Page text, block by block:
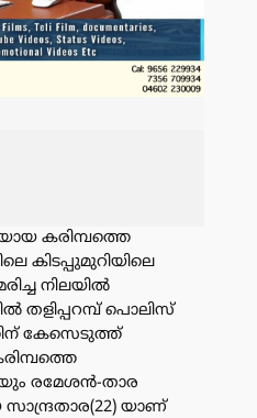
കരിമ്പത്തെ
കിടപ്പുമുറിയിലെ
നിലയിൽ
തളിപ്പറമ്പ് പൊലിസ്
കേസെടുത്ത്
രമേശന്‍-താര
യാണ്